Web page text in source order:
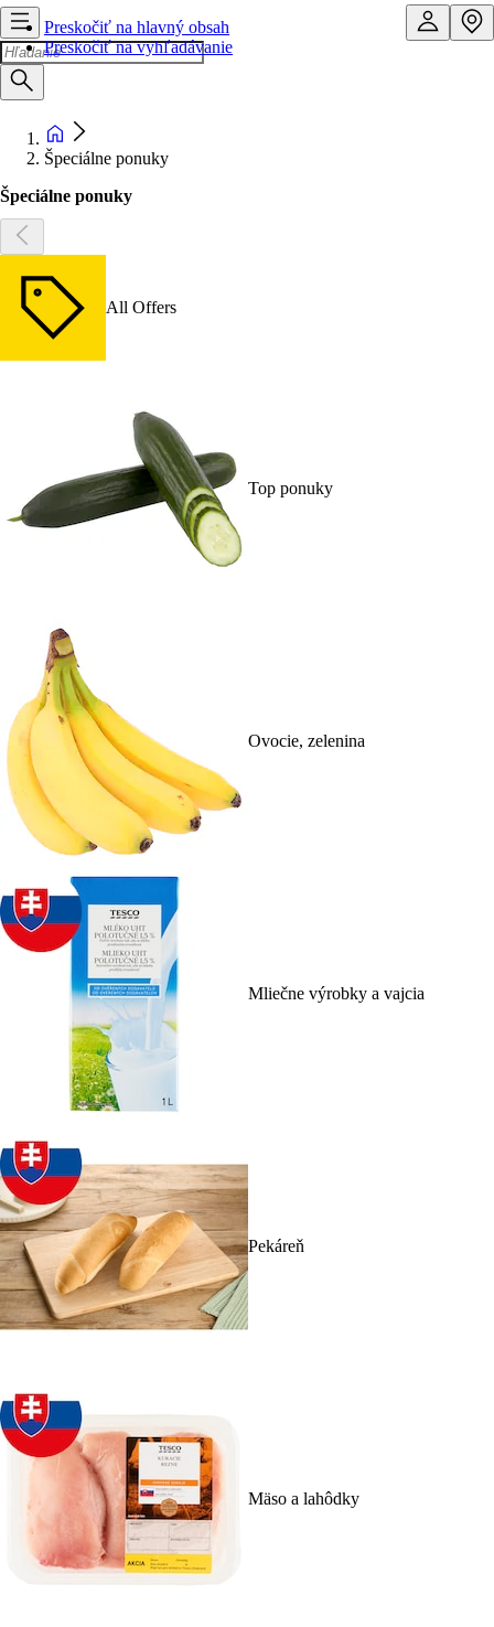
Preskočiť na hlavný obsah
Preskočiť na vyhľadávanie
Špeciálne ponuky
Špeciálne ponuky
All Offers
Top ponuky
Ovocie, zelenina
Mliečne výrobky a vajcia
Pekáreň
Mäso a lahôdky